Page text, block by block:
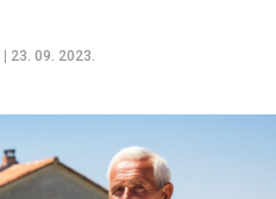
23. 09. 2023.